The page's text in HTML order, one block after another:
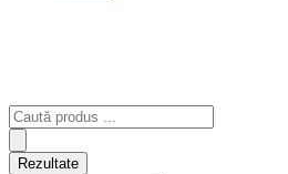
Search
...
Rezultate